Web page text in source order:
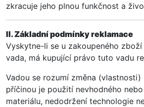
zkracuje jeho plnou funkčnost a
II. Základní podmínky reklamace
Vyskytne-li se u zakoupeného
vada, má kupující právo tuto vadu
Vadou se rozumí změna (vlastnosti)
příčinou je použití nevhodného
materiálu, nedodržení technologie